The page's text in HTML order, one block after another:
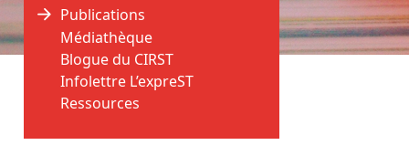
Accueil > Publications > HOPOS
Publications
Médiathèque
Blogue du CIRST
Infolettre L’expreST
Ressources